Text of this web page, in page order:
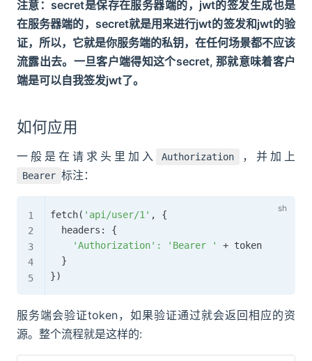
注意：secret是保存在服务器端的，jwt的签发生成也是
在服务器端的，secret就是用来进行jwt的签发和jwt的验
证，所以，它就是你服务端的私钥，在任何场景都不应该
流露出去。一旦客户端得知这个secret, 那就意味着客户
端是可以自我签发jwt了。
如何应用
一般是在请求头里加入 Authorization ，并加上
Bearer 标注：
fetch( 'api/user/1' , {
  headers:
{
'Authorization' : 'Bearer '
+ token
}
})
服务端会验证token，如果验证通过就会返回相应的资
源。整个流程就是这样的: